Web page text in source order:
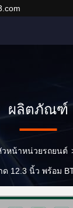
ผลิตภัณฑ์
วหน้าหน่วยรถยนต์
12.3 นิ้ว พร้อม BT